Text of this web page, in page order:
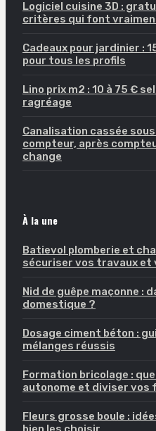
Logiciel cuisine 3D :
critères qui font
Cadeaux pour jardinier :
pour tous les profils
Lino prix m2 : 10 à 75 €
ragréage
Canalisation cassée
compteur, après
change
À la une
Batievol plomberie et
sécuriser vos travaux et
Nid de guêpe maçonne :
domestique ?
Dosage ciment béton :
mélanges réussis
Formation bricolage :
autonome et diviser
Fleurs grosse boule :